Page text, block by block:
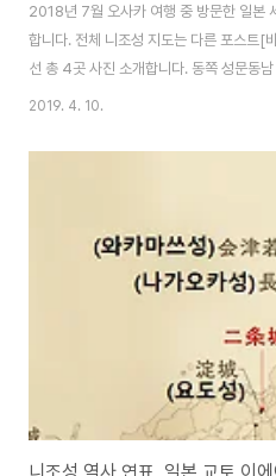
2018년 7월 오사카 여행 중 방문한 일본
합니다. 전체 니조성 지도는 다른 포스트[
선 총 4곳 사진 소개합니다. 동쪽 성문동
지도로 보면 아래 4곳입니다. 1~3번이랑
른 : 600엔중고생 : 350엔아이들 : 200엔
다. 입구엔 관광객들이 많아서 북적북적했
니조성 동쪽 성문 앞의 넓은 광장과 간략
근처에는 쇼와25년(소화昭和25년 1950
2019. 4. 10.